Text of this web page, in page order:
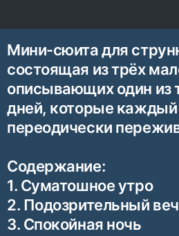
Мини-сюита для
состоящая из трёх
описывающих один из
дней, которые каждый
переодически
Содержание:
1. Суматошное утро
2. Подозрительный
3. Спокойная ночь